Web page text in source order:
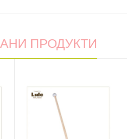
ПРОДУКТИ